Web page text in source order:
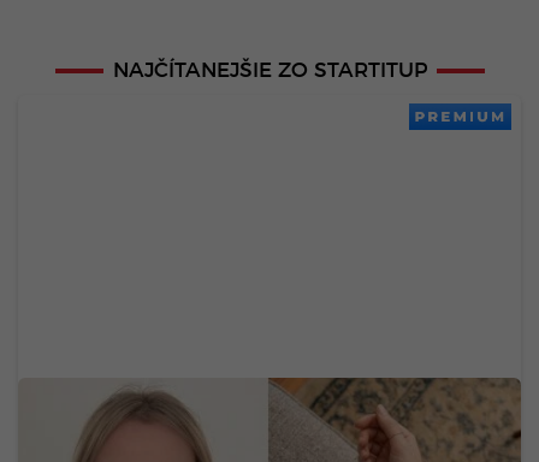
NAJČÍTANEJŠIE ZO STARTITUP
PREMIUM
Neurologička odporúča metódu 60-5-3-30:
Mravčenie v končatinách môže byť neškodnou
reakciou na tlak, ale aj varovným signálom